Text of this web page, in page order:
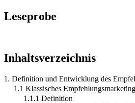
Leseprobe
Inhaltsverzeichnis
1. Definition und Entwicklung des
1.1 Klassisches Empfehlungsmarketing
1.1.1 Definition